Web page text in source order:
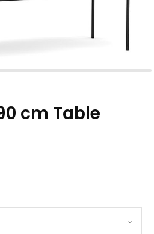
cm Table